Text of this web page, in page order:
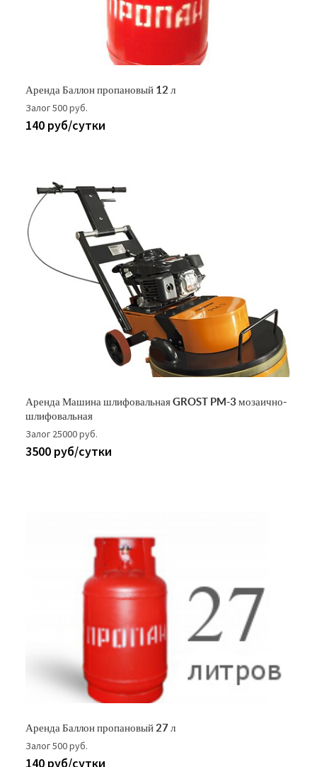
Аренда Баллон пропановый 12 л
Залог 500 руб.
140 руб/сутки
Аренда Машина шлифовальная GROST PM-3 мозаично-
шлифовальная
Залог 25000 руб.
3500 руб/сутки
Аренда Баллон пропановый 27 л
Залог 500 руб.
140 руб/сутки